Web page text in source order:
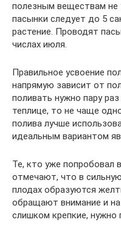
полезным веществам не
пасынки следует до 5
растение. Проводят
числах июля.
Правильное усвоение
напрямую зависит от
поливать нужно пару
теплице, то не чаще
полива лучше
идеальным вариантом
Те, кто уже попробовал
отмечают, что в
плодах образуются
обращают внимание и
слишком крепкие, нужно